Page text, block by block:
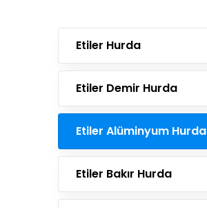
Etiler Hurda
Etiler Demir Hurda
Etiler Alüminyum Hurda
Etiler Bakır Hurda